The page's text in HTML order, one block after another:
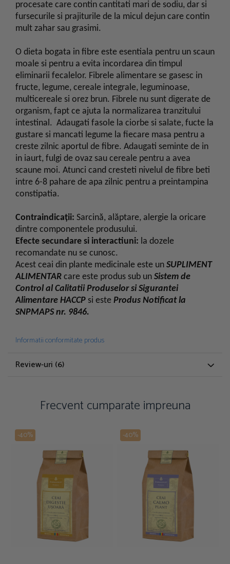
procesate care contin cantitati mari de sodiu, dar si
fursecurile si prajiturile de la micul dejun care contin
mult zahar sau grasimi.
O dieta bogata in fibre este esentiala pentru un scaun
moale si pentru a evita incordarea din timpul
eliminarii fecalelor. Fibrele alimentare se gasesc in
fructe, legume, cereale integrale, leguminoase,
multicereale si orez brun. Fibrele nu sunt digerate de
organism, fapt ce ajuta la normalizarea tranzitului
intestinal. Adaugati fasole la ciorbe si salate, fucte la
gustare si mancati legume la fiecare masa pentru a
creste zilnic aportul de fibre. Adaugati seminte de in
in iaurt, fulgi de ovaz sau cereale pentru a avea
scaune moi. Atunci cand cresteti nivelul de fibre beti
intre 6-8 pahare de apa zilnic pentru a preintampina
constipatia.
Contraindicații: Sarcină, alăptare, alergie la oricare
dintre componentele produsului.
Efecte secundare si interactiuni: la dozele
recomandate nu se cunosc.
Acest ceai din plante medicinale este un SUPLIMENT
ALIMENTAR care este produs sub un Sistem de
Control al Calitatii Produselor si Sigurantei
Alimentare HACCP si este Produs Notificat la
SNPMAPS nr. 9846.
Informatii conformitate produs
Review-uri (6)
Frecvent cumparate impreuna
-40% -40%